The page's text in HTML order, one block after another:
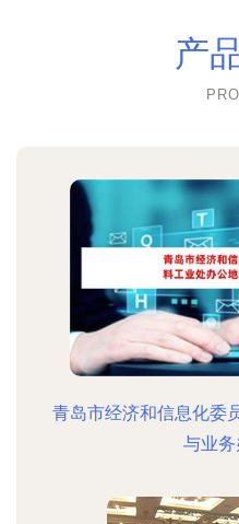
产
青岛市经济和信息化委
与业